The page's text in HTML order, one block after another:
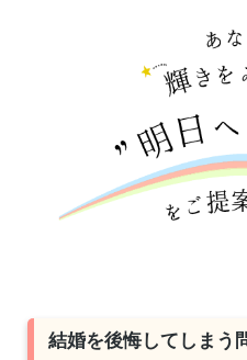
結婚を後悔してしまう